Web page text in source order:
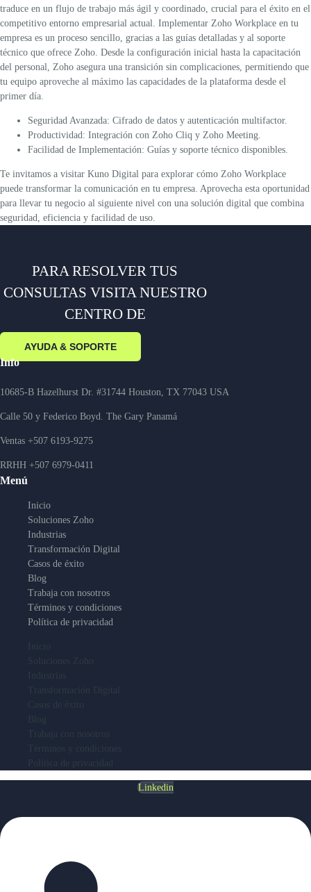
traduce en un flujo de trabajo más ágil y coordinado, crucial para el éxito en el
competitivo entorno empresarial actual. Implementar Zoho Workplace en tu
empresa es un proceso sencillo, gracias a las guías detalladas y al soporte
técnico que ofrece Zoho. Desde la configuración inicial hasta la capacitación
del personal, Zoho asegura una transición sin complicaciones, permitiendo que
tu equipo aproveche al máximo las capacidades de la plataforma desde el
primer día.
Seguridad Avanzada: Cifrado de datos y autenticación multifactor.
Productividad: Integración con Zoho Cliq y Zoho Meeting.
Facilidad de Implementación: Guías y soporte técnico disponibles.
Te invitamos a visitar Kuno Digital para explorar cómo Zoho Workplace
puede transformar la comunicación en tu empresa. Aprovecha esta oportunidad
para llevar tu negocio al siguiente nivel con una solución digital que combina
seguridad, eficiencia y facilidad de uso.
PARA RESOLVER TUS
CONSULTAS VISITA NUESTRO
CENTRO DE
AYUDA & SOPORTE
Info
10685-B Hazelhurst Dr. #31744 Houston, TX 77043 USA
Calle 50 y Federico Boyd. The Gary Panamá
Ventas +507 6193-9275
RRHH +507 6979-0411
Menú
Inicio
Soluciones Zoho
Industrias
Transformación Digital
Casos de éxito
Blog
Trabaja con nosotros
Términos y condiciones
Política de privacidad
Soluciones Zoho
Casos de éxito
Linkedin